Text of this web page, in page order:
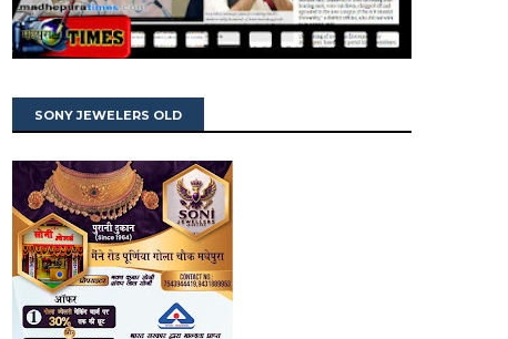
SONY JEWELERS OLD